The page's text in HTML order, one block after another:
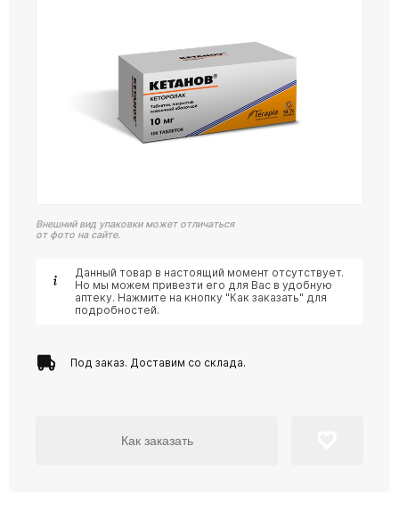
Внешний вид упаковки может отличаться
от фото на сайте.
Данный товар в настоящий момент отсутствует.
Но мы можем привезти его для Вас в удобную
аптеку. Нажмите на кнопку "Как заказать" для
подробностей.
Под заказ. Доставим со склада.
Как заказать